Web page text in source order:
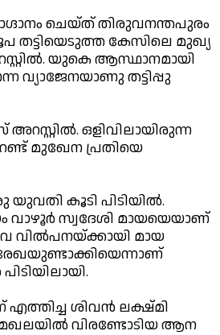
ചെയ്ത് തിരുവനന്തപുരം
തട്ടിയെടുത്ത കേസിലെ മുഖ്യ
യുകെ ആസ്ഥാനമായി
വ്യാജേനയാണു തട്ടിപ്പു
ഒളിവിലായിരുന്ന
മുഖേന പ്രതിയെ
യുവതി കൂടി പിടിയില്‍.
വാഴൂര്‍ സ്വദേശി മായയെയാണ്
വില്‍പനയ്ക്കായി മായ
ശിവന്‍ ലക്ഷ്മി
വിരണ്ടോടിയ ആന